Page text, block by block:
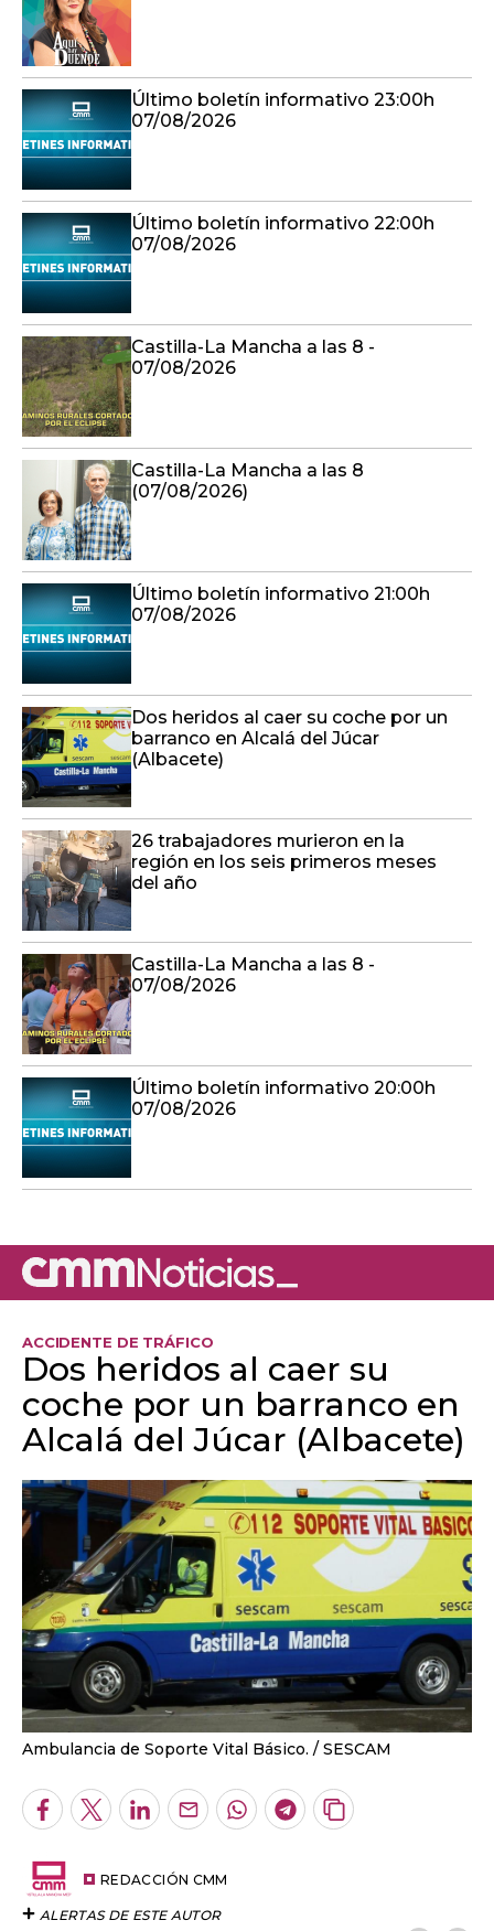
Último boletín informativo 23:00h
07/08/2026
Último boletín informativo 22:00h
07/08/2026
Castilla-La Mancha a las 8 -
07/08/2026
Castilla-La Mancha a las 8
(07/08/2026)
Último boletín informativo 21:00h
07/08/2026
Dos heridos al caer su coche por un
barranco en Alcalá del Júcar
(Albacete)
26 trabajadores murieron en la
región en los seis primeros meses
del año
Castilla-La Mancha a las 8 -
07/08/2026
Último boletín informativo 20:00h
07/08/2026
ACCIDENTE DE TRÁFICO
Dos heridos al caer su
coche por un barranco en
Alcalá del Júcar (Albacete)
Ambulancia de Soporte Vital Básico. SESCAM
Facebook
TwitterLinkedInEnviarWhatsapp
Telegram
Copiar
REDACCIÓN CMM
ALERTAS DE ESTE AUTOR